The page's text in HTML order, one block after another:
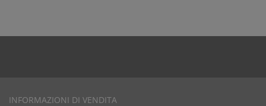
INFORMAZIONI DI VENDITA